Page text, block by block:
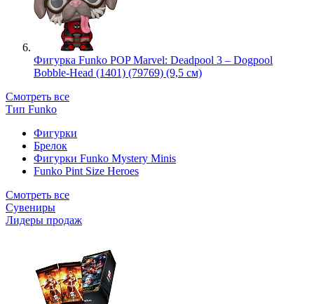
Фигурка Funko POP Marvel: Deadpool 3 – Dogpool
Bobble-Head (1401) (79769) (9,5 см)
Смотреть все
Тип Funko
Фигурки
Брелок
Фигурки Funko Mystery Minis
Funko Pint Size Heroes
Смотреть все
Сувениры
Лидеры продаж